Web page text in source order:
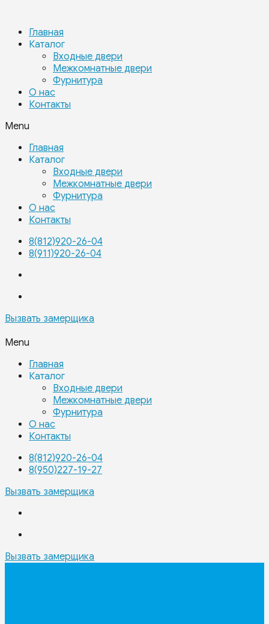
Главная
Каталог
Входные двери
Межкомнатные двери
Фурнитура
О нас
Контакты
Menu
Главная
Каталог
Входные двери
Межкомнатные двери
Фурнитура
О нас
Контакты
8(812)920-26-04
8(911)920-26-04
Вызвать замерщика
Menu
Главная
Каталог
Входные двери
Межкомнатные двери
Фурнитура
О нас
Контакты
8(812)920-26-04
8(950)227-19-27
Вызвать замерщика
Вызвать замерщика